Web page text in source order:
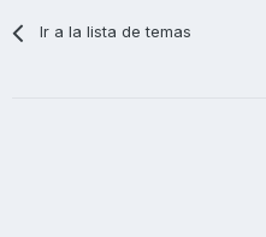
Ir a la lista de temas